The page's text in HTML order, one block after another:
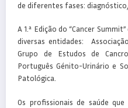
de diferentes fases:
A 1.ª Edição do “Cancer
diversas entidades:
Grupo de Estudos de
Português Génito-Urinário e
Patológica.
Os profissionais de saúde